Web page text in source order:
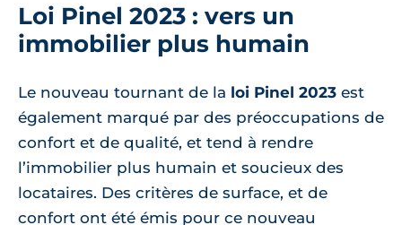
Loi Pinel 2023 : vers un
immobilier plus humain
Le nouveau tournant de la loi Pinel 2023 est
également marqué par des préoccupations de
confort et de qualité, et tend à rendre
l’immobilier plus humain et soucieux des
locataires. Des critères de surface, et de
confort ont été émis pour ce nouveau